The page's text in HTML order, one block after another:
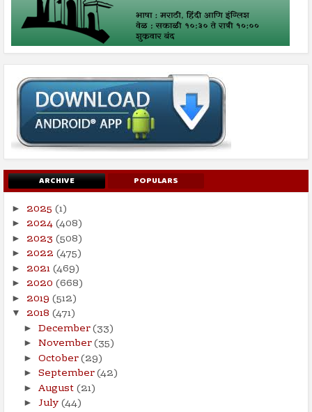
ARCHIVE POPULARS
► 2025 (1)
► 2024(408)
► 2023 (508)
► 2022 (475)
► 2021(469)
► 2020 (668)
► 2019 (512)
▼ 2018 (471)
► December(33)
► November(35)
► October(29)
► September(42)
► August(21)
► July(44)